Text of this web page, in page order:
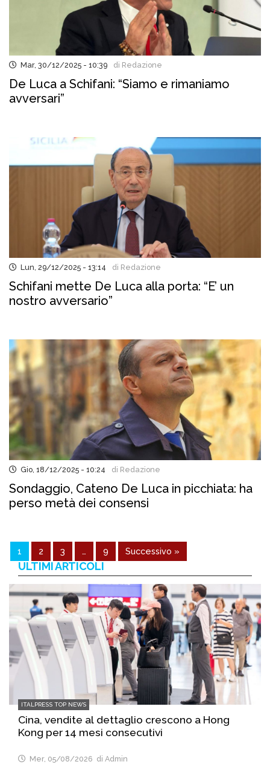
Mar, 30/12/2025 - 10:39 di Redazione
De Luca a Schifani: “Siamo e rimaniamo
avversari”
Lun, 29/12/2025 - 13:14 di Redazione
Schifani mette De Luca alla porta: “E’ un
nostro avversario”
Gio, 18/12/2025 - 10:24 di Redazione
Sondaggio, Cateno De Luca in picchiata: ha
perso metà dei consensi
1 2 3 … 9 Successivo »
ULTIMI ARTICOLI
ITALPRESS TOP NEWS
Cina, vendite al dettaglio crescono a Hong
Kong per 14 mesi consecutivi
Mer, 05/08/2026 di Admin